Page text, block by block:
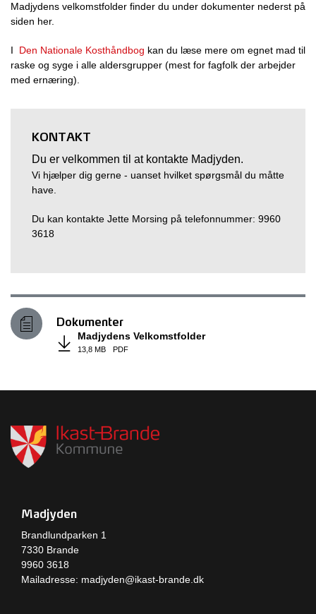
Madjydens velkomstfolder finder du under dokumenter nederst på
siden her.
I Den Nationale Kosthåndbog kan du læse mere om egnet mad til
raske og syge i alle aldersgrupper (mest for fagfolk der arbejder
med ernæring).
KONTAKT
Du er velkommen til at kontakte Madjyden.
Vi hjælper dig gerne - uanset hvilket spørgsmål du måtte
have.
Du kan kontakte Jette Morsing på telefonnummer: 9960
3618
Dokumenter
Madjydens Velkomstfolder
13,8 MB PDF
Madjyden
Brandlundparken 1
7330 Brande
9960 3618
Mailadresse: madjyden@ikast-brande.dk